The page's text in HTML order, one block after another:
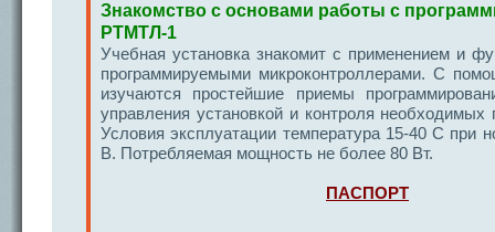
Знакомство с основами работы с
РТМТЛ-1
Учебная установка знакомит с применением и
программируемыми микроконтроллерами. С
изучаются простейшие приемы
управления установкой и контроля
Условия эксплуатации температура 15-40 С при
В. Потребляемая мощность не более 80 Вт.
ПАСПОРТ